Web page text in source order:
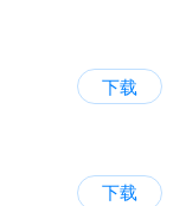
下载
下载